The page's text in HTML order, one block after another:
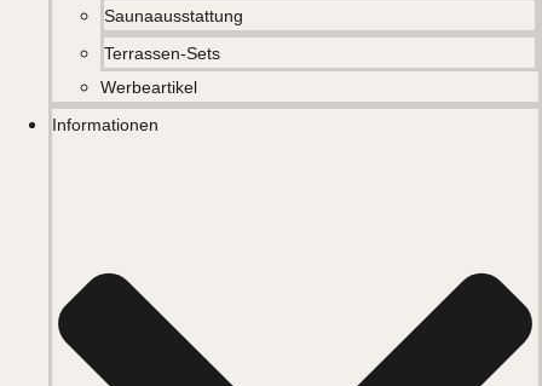
Saunaausstattung
Terrassen-Sets
Werbeartikel
Informationen